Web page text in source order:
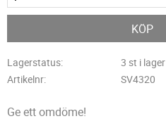
KÖP
Lagerstatus
3 st i lager
Artikelnr
SV4320
Ge ett omdöme!